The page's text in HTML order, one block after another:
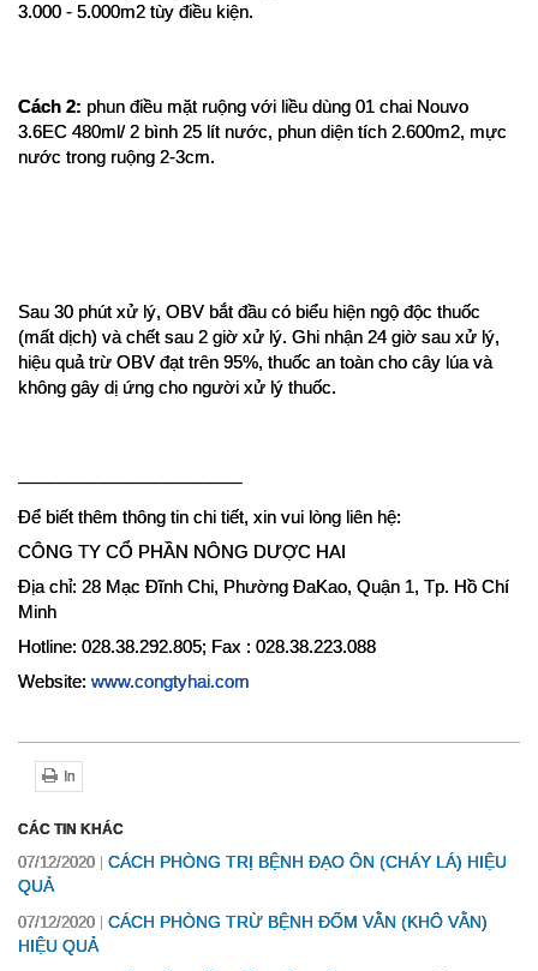
3.000 - 5.000m2 tùy điều kiện.
Cách 2: phun điều mặt ruộng với liều dùng 01 chai Nouvo
3.6EC 480ml/ 2 bình 25 lít nước, phun diện tích 2.600m2, mực
nước trong ruộng 2-3cm.
Sau 30 phút xử lý, OBV bắt đầu có biểu hiện ngộ độc thuốc
(mất dịch) và chết sau 2 giờ xử lý. Ghi nhận 24 giờ sau xử lý,
hiệu quả trừ OBV đạt trên 95%, thuốc an toàn cho cây lúa và
không gây dị ứng cho người xử lý thuốc.
─────────────────
Để biết thêm thông tin chi tiết, xin vui lòng liên hệ:
CÔNG TY CỔ PHẦN NÔNG DƯỢC HAI
Địa chỉ: 28 Mạc Đĩnh Chi, Phường ĐaKao, Quận 1, Tp. Hồ Chí
Minh
Hotline: 028.38.292.805; Fax : 028.38.223.088
Website: www.congtyhai.com
In
CÁC TIN KHÁC
07/12/2020
CÁCH PHÒNG TRỊ BỆNH ĐẠO ÔN (CHÁY LÁ) HIỆU
QUẢ
07/12/2020
CÁCH PHÒNG TRỪ BỆNH ĐỐM VẰN (KHÔ VẰN)
HIỆU QUẢ